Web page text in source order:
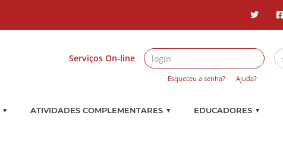
Serviços On-line
Esqueceu a senha? Ajuda?
▼ ATIVIDADES COMPLEMENTARES ▼ EDUCADORES ▼